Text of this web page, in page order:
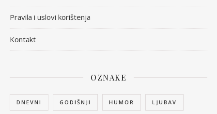
Pravila i uslovi korištenja
Kontakt
OZNAKE
DNEVNI GODIŠNJI HUMOR LJUBAV